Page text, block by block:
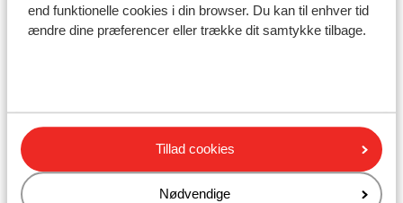
end funktionelle cookies i din browser. Du kan til enhver tid
ændre dine præferencer eller trække dit samtykke tilbage.
Tillad cookies
Nødvendige
Undervisning
Andre overnatningssteder i Les
Menuires